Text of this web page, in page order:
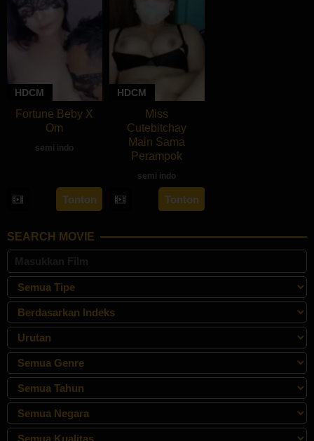
HDCM
Fortune Beby X
Om
semi indo
Tonton
HDCM
Miss
Cutebitchay
Main Sama
Perampok
semi indo
Tonton
SEARCH MOVIE